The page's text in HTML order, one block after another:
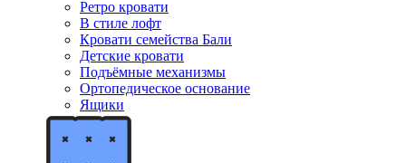
Ретро кровати
В стиле лофт
Кровати семейства Бали
Детские кровати
Подъёмные механизмы
Ортопедическое основание
Ящики